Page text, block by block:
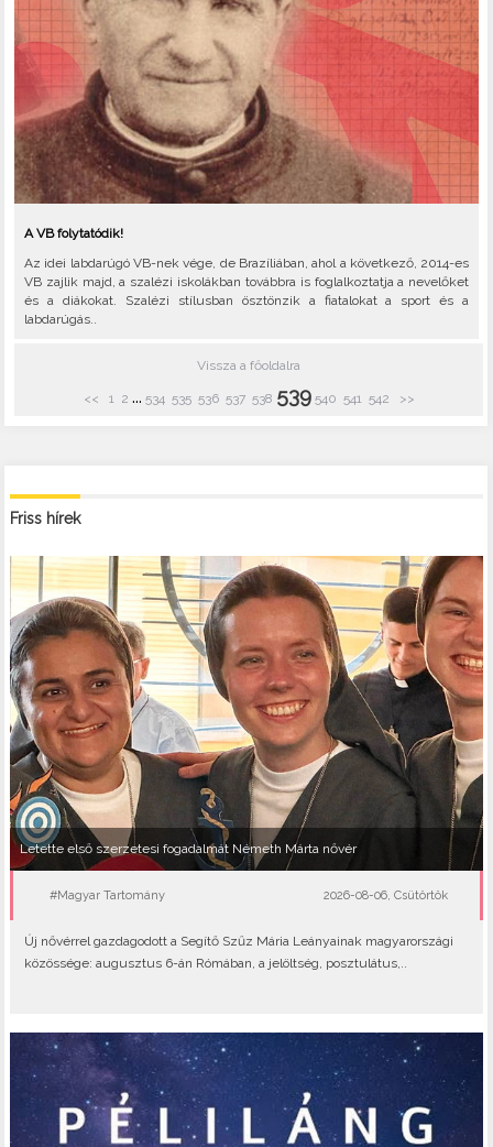
A VB folytatódik!
Az idei labdarúgó VB-nek vége, de Brazíliában, ahol a következő, 2014-es
VB zajlik majd, a szalézi iskolákban továbbra is foglalkoztatja a nevelőket
és a diákokat. Szalézi stílusban ösztönzik a fiatalokat a sport és a
labdarúgás..
Vissza a főoldalra
<< 1 2 ... 534 535 536 537 538 539 540 541 542 >>
Friss hírek
Letette első szerzetesi fogadalmát Németh Márta nővér
#Magyar Tartomány 2026-08-06, Csütörtök
Új nővérrel gazdagodott a Segítő Szűz Mária Leányainak magyarországi
közössége: augusztus 6-án Rómában, a jelöltség, posztulátus,..